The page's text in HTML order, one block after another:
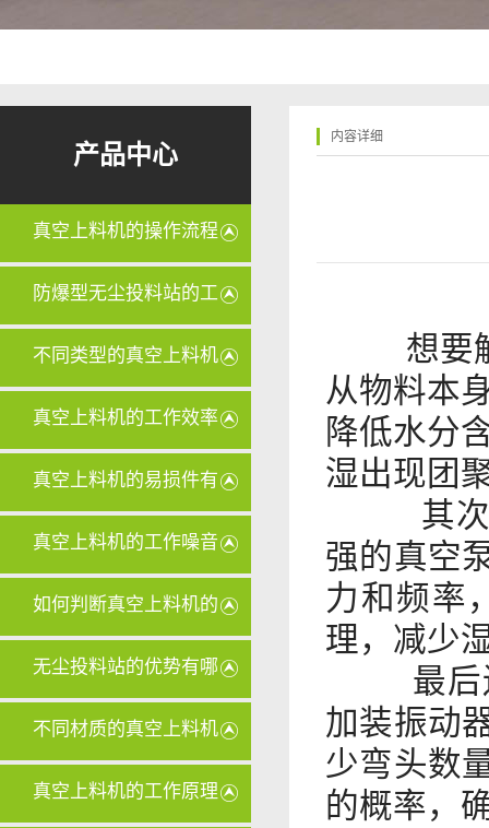
产品中心
真空上料机的操作流程
是怎样的
防爆型无尘投料站的工
作原理是
不同类型的真空上料机
在维护和
真空上料机的工作效率
和传统上
真空上料机的易损件有
哪些？真空上料机的工作噪音
大怎么办
如何判断真空上料机的
滤芯是否
无尘投料站的优势有哪
不同材质的真空上料机
滤芯在清
真空上料机的工作原理
内容详细
想要
从物料本
降低水分
湿出现团
其次
强的真空
力和频率
理，减少
最后
加装振动
少弯头数
的概率，